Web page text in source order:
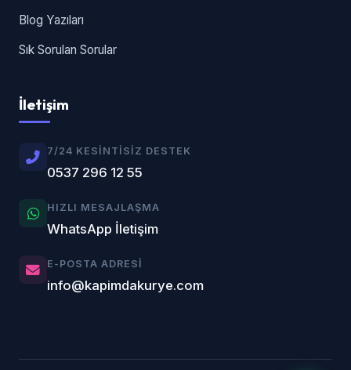
Blog Yazıları
Sık Sorulan Sorular
İletişim
7/24 KESINTISIZ DESTEK
0537 296 12 55
HIZLI MESAJLAŞMA
WhatsApp İletişim
E-POSTA ADRESI
info@kapimdakurye.com